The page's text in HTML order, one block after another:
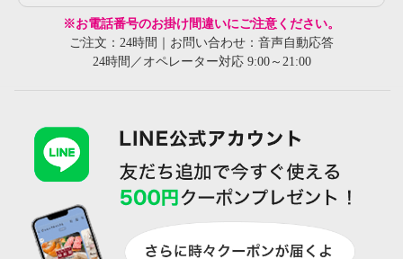
※お電話番号のお掛け間違いにご注意ください。
ご注文：24時間｜お問い合わせ：音声自動応答
24時間／オペレーター対応 9:00～21:00